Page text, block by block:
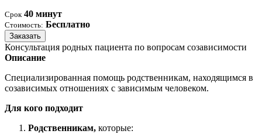
Срок 40 минут
Стоимость: Бесплатно
Заказать
Консультация родных пациента по вопросам созависимости
Описание
Специализированная помощь родственникам, находящимся в
созависимых отношениях с зависимым человеком.
Для кого подходит
Родственникам, которые: